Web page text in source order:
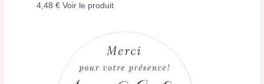
4,48€ Voir le produit